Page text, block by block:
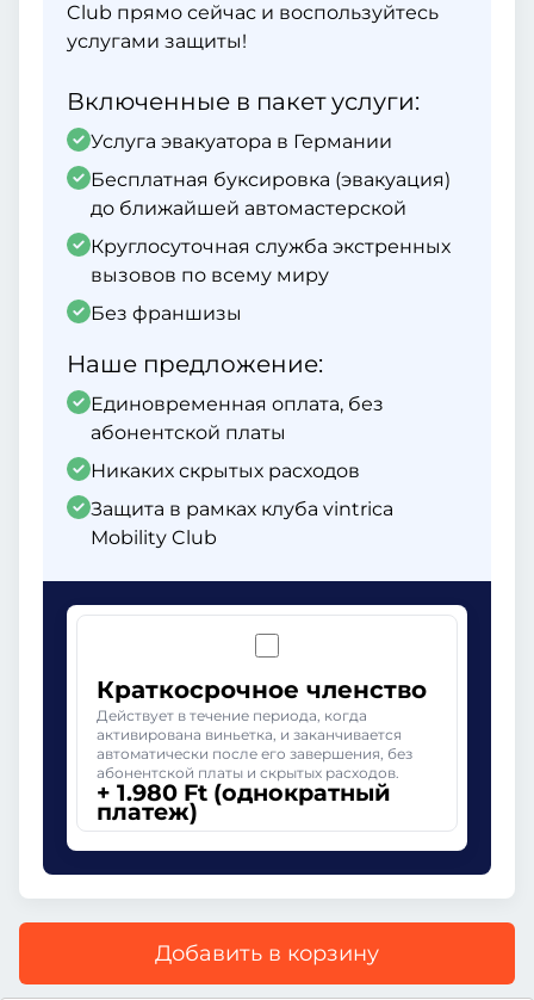
Club прямо сейчас и воспользуйтесь
услугами защиты!
Включенные в пакет услуги:
Услуга эвакуатора в Германии
Бесплатная буксировка (эвакуация)
до ближайшей автомастерской
Круглосуточная служба экстренных
вызовов по всему миру
Без франшизы
Наше предложение:
Единовременная оплата, без
абонентской платы
Никаких скрытых расходов
Защита в рамках клуба vintrica
Mobility Club
Краткосрочное членство
Действует в течение периода, когда
активирована виньетка, и заканчивается
автоматически после его завершения, без
абонентской платы и скрытых расходов.
+ 1.980 Ft (однократный
платеж)
Добавить в корзину